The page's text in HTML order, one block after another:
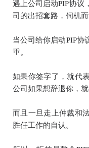
遇上公司启动PIP协议
司的出招套路，伺机
当公司给你启动PIP协
重。
如果你签字了，就代
公司如果想辞退你，
而且一旦走上仲裁和
胜任工作的自认。